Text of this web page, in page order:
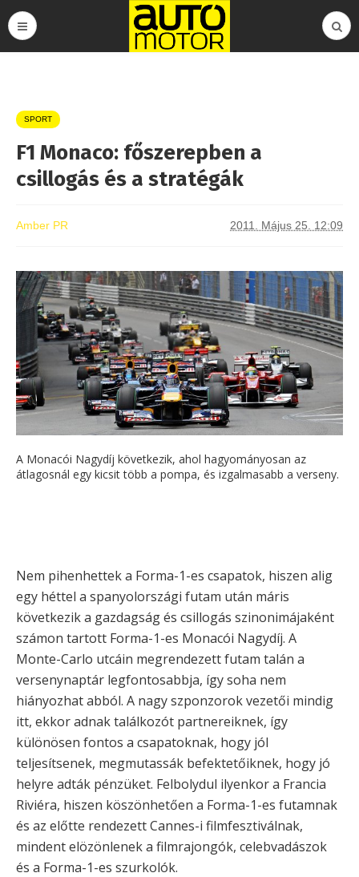
SPORT
F1 Monaco: főszerepben a
csillogás és a stratégák
Amber PR 2011. Május 25. 12:09
A Monacói Nagydíj következik, ahol hagyományosan az
átlagosnál egy kicsit több a pompa, és izgalmasabb a verseny.
Nem pihenhettek a Forma-1-es csapatok, hiszen alig
egy héttel a spanyolországi futam után máris
következik a gazdagság és csillogás szinonimájaként
számon tartott Forma-1-es Monacói Nagydíj. A
Monte-Carlo utcáin megrendezett futam talán a
versenynaptár legfontosabbja, így soha nem
hiányozhat abból. A nagy szponzorok vezetői mindig
itt, ekkor adnak találkozót partnereiknek, így
különösen fontos a csapatoknak, hogy jól
teljesítsenek, megmutassák befektetőiknek, hogy jó
helyre adták pénzüket. Felbolydul ilyenkor a Francia
Riviéra, hiszen köszönhetően a Forma-1-es futamnak
és az előtte rendezett Cannes-i filmfesztiválnak,
mindent elözönlenek a filmrajongók, celebvadászok
és a Forma-1-es szurkolók.